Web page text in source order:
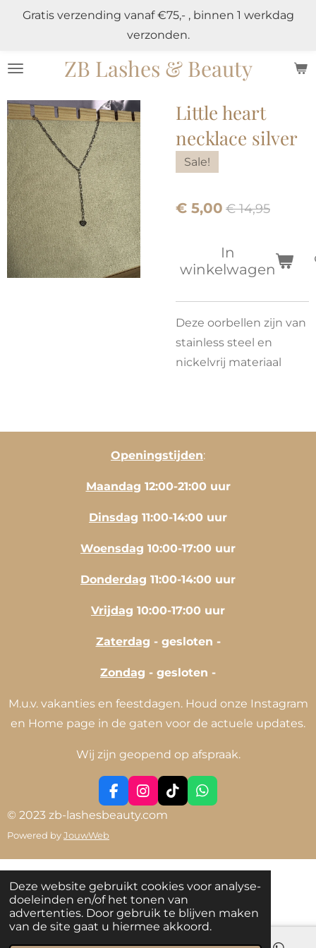
Deze website gebruikt cookies voor analyse-
doeleinden en/of het tonen van
advertenties. Door gebruik te blijven maken
van de site gaat u hiermee akkoord.
de
ZB Lashes & Beauty
Gratis verzending vanaf €75,- , binnen 1 werkdag
verzonden.
Little heart
necklace silver
Sale!
€ 5,00 € 14,95
In
winkelwagen
Deze oorbellen zijn van
stainless steel en
nickelvrij materiaal
Openingstijden:
Maandag 12:00-21:00 uur
Dinsdag 11:00-14:00 uur
Woensdag 10:00-17:00 uur
Donderdag 11:00-14:00 uur
Vrijdag 10:00-17:00 uur
Zaterdag - gesloten -
Zondag - gesloten -
M.u.v. vakanties en feestdagen. Houd onze Instagram
en Home page in de gaten voor de actuele updates.
Wij zijn geopend op afspraak.
F
a
c
o
k
I
n
s
g
a
m
T
i
k
W
h
A
p
© 2023 zb-lashesbeauty.com
Powered byJouwWeb